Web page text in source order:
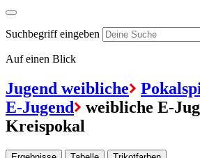
Suchbegriff eingeben
Auf einen Blick
Jugend weibliche
E-Jugend
weibliche E-
Kreispokal